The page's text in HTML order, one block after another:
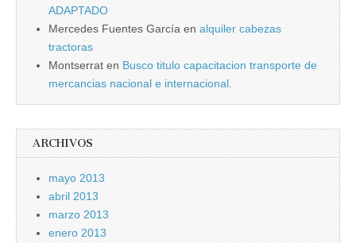
ADAPTADO
Mercedes Fuentes Garcí­a en alquiler cabezas
tractoras
Montserrat en Busco titulo capacitacion transporte de
mercancias nacional e internacional.
ARCHIVOS
mayo 2013
abril 2013
marzo 2013
enero 2013